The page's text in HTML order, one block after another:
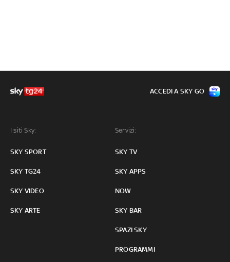
I siti Sky:
SKY SPORT
SKY TG24
SKY VIDEO
SKY ARTE
Servizi:
SKY TV
SKY APPS
NOW
SKY BAR
SPAZI SKY
PROGRAMMI
ACCEDI A SKY GO